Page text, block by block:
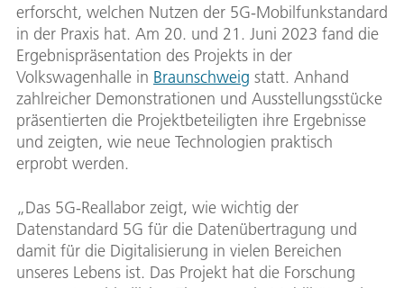
erforscht, welchen Nutzen der 5G-Mobilfunkstandard
in der Praxis hat. Am 20. und 21. Juni 2023 fand die
Ergebnispräsentation des Projekts in der
Volkswagenhalle in Braunschweig statt. Anhand
zahlreicher Demonstrationen und Ausstellungsstücke
präsentierten die Projektbeteiligten ihre Ergebnisse
und zeigten, wie neue Technologien praktisch
erprobt werden.
„Das 5G-Reallabor zeigt, wie wichtig der
Datenstandard 5G für die Datenübertragung und
damit für die Digitalisierung in vielen Bereichen
unseres Lebens ist. Das Projekt hat die Forschung